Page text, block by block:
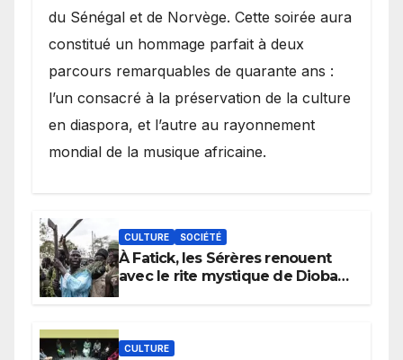
du Sénégal et de Norvège. Cette soirée aura
constitué un hommage parfait à deux
parcours remarquables de quarante ans :
l’un consacré à la préservation de la culture
en diaspora, et l’autre au rayonnement
mondial de la musique africaine.
CULTURE SOCIÉTÉ
À Fatick, les Sérères renouent
avec le rite mystique de Diobaye
CULTURE